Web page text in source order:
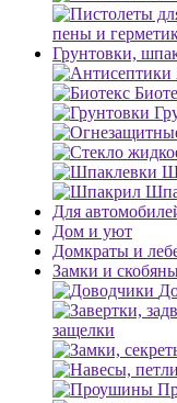
пены и
Грунтовки,
Для
Дом и уют
Домкраты и
Замки и
защелки